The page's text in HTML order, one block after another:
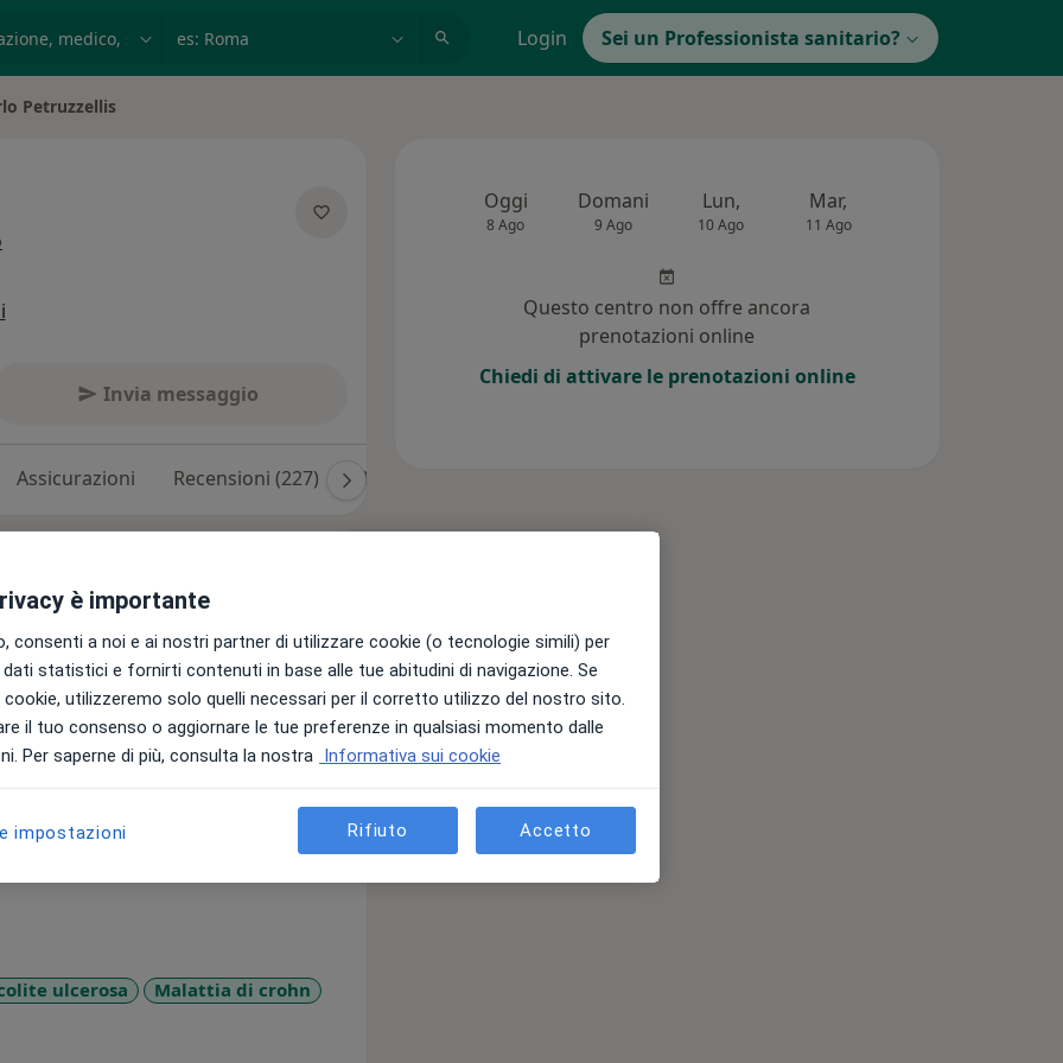
Login Sei un Professionista sanitario?
Petruzzellis
Invia messaggio
Assicurazioni Recensioni (227) Risposte ai pazienti (84)
l'Istituto Ospedaliero
prevalentemente di
croniche dell'intestino.
presso l'ospedale ARNAS
di endoscopia digestiva
pazienti gastroenterologici e affetti
digestiva e delle
clinical investigator che di
ulcerosa
Malattia di crohn
Oggi
8 Ago
Domani
9 Ago
Lun,
10 Ago
Mar,
11 Ago
Questo centro non offre ancora
prenotazioni online
Chiedi di attivare le prenotazioni online
è importante
consenti a noi e ai nostri partner di utilizzare cookie (o tecnologie simili) per
statistici e fornirti contenuti in base alle tue abitudini di navigazione. Se
utilizzeremo solo quelli necessari per il corretto utilizzo del nostro sito.
il tuo consenso o aggiornare le tue preferenze in qualsiasi momento dalle
Per saperne di più, consulta la nostra Informativa sui cookie
impostazioni Rifiuto Accetto